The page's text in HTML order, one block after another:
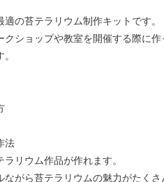
の苔テラリウム制作キットです。
ショップや教室を開催する際に作
法
リウム作品が作れます。
がら苔テラリウムの魅力がたくさ